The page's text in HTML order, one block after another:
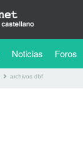
(current)
Noticias Foros
archivos dbf